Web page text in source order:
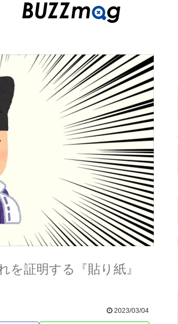
を証明する『貼り紙』
2023/03/04